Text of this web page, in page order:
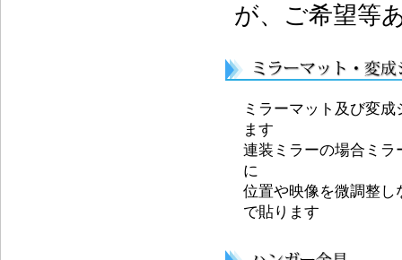
が、ご希望等
ミラーマット及び変
ます
連装ミラーの場合ミラ
に
位置や映像を微調整し
で貼ります